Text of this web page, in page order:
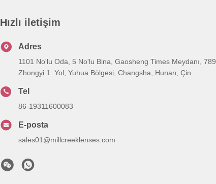
Hızlı iletişim
Adres
1101 No'lu Oda, 5 No'lu Bina, Gaosheng Times Meydanı, 789
Zhongyi 1. Yol, Yuhua Bölgesi, Changsha, Hunan, Çin
Tel
86-19311600083
E-posta
sales01@millcreeklenses.com